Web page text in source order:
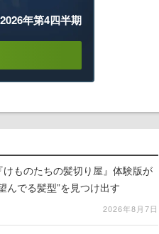
年第4四半期
ものたちの髪切り屋』体験版が
んでる髪型”を見つけ出す
2026年8月7日